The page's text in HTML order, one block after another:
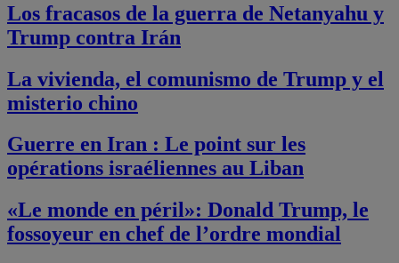
Los fracasos de la guerra de Netanyahu y
Trump contra Irán
La vivienda, el comunismo de Trump y el
misterio chino
Guerre en Iran : Le point sur les
opérations israéliennes au Liban
«Le monde en péril»: Donald Trump, le
fossoyeur en chef de l’ordre mondial